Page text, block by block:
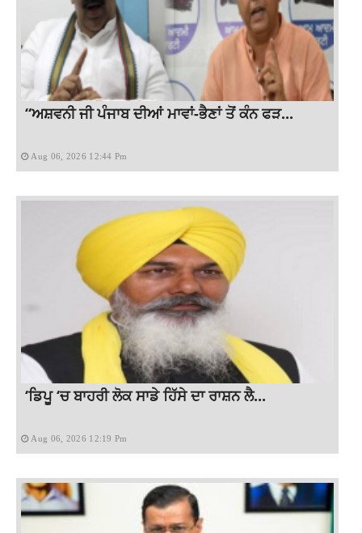
“ਅਸ਼ਵਨੀ ਜੀ ਪੰਜਾਬ ਦੀਆਂ ਮਾਵਾਂ-ਭੈਣਾਂ ਤੋਂ ਕੰਨ ਫੜ...
Aug 06, 2026 12:44 Pm
‘ਡਿਪੂ ‘ਚ ਬਾਹਰੀ ਲੋਕ ਸਾਡੇ ਹਿੱਸੇ ਦਾ ਰਾਸ਼ਨ ਲੈ...
Aug 06, 2026 12:19 Pm